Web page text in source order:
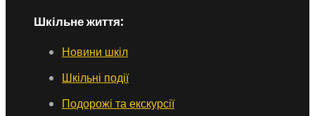
Шкільне життя:
Новини шкіл
Шкільні події
Подорожі та екскурсії